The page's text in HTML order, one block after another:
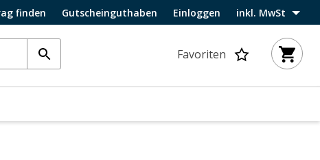
finden Gutscheinguthaben Einloggen inkl. MwSt
Favoriten